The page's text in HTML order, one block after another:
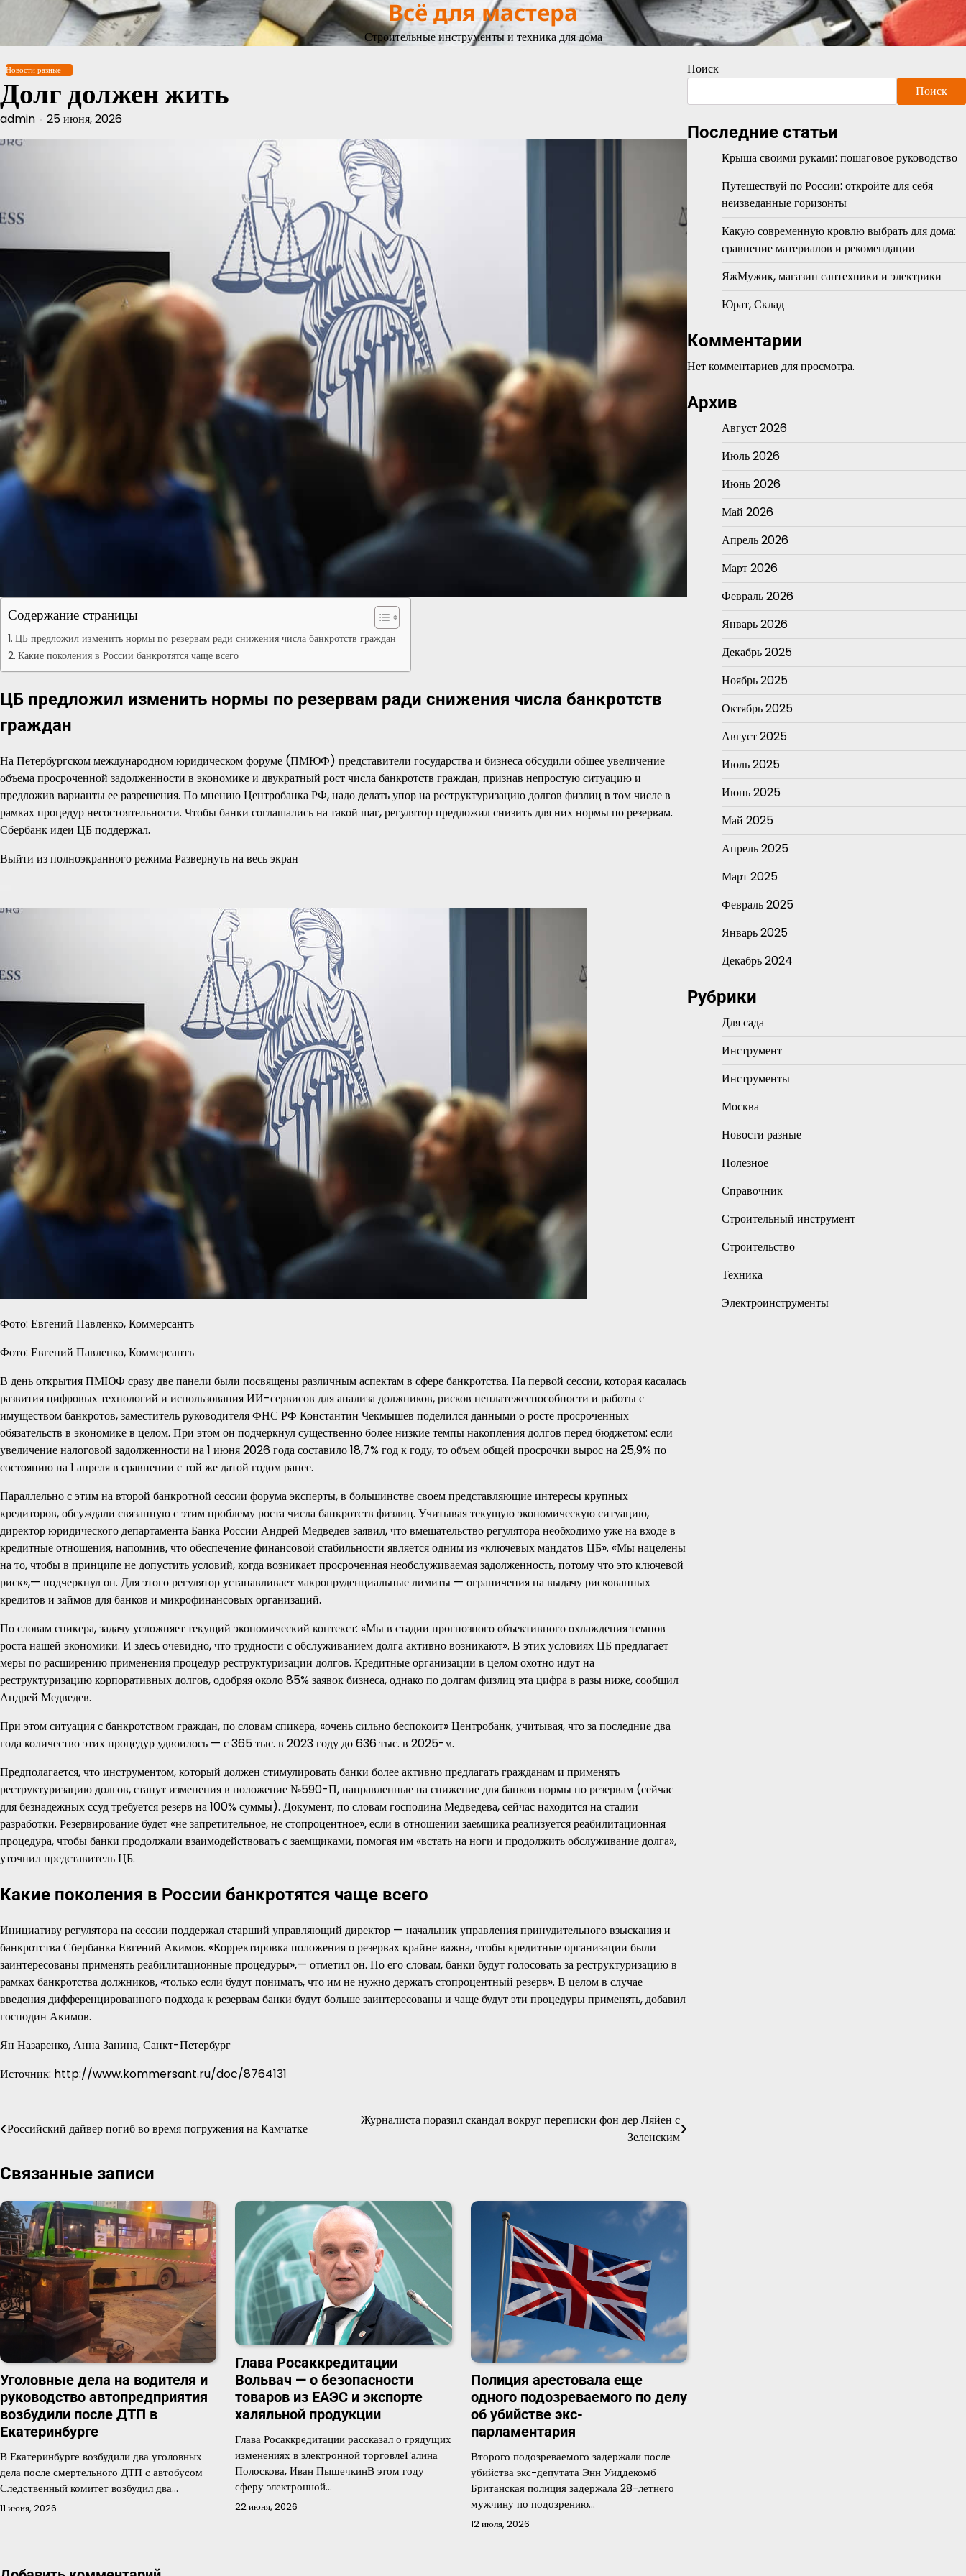
содержимому
Всё для мастера
Строительные инструменты и техника для дома
Новости разные
Долг должен жить
admin 25 июня, 2026
Содержание страницы
ЦБ предложил изменить нормы по резервам ради снижения числа банкротств граждан
Какие поколения в России банкротятся чаще всего
ЦБ предложил изменить нормы по резервам ради снижения числа банкротств
граждан
На Петербургском международном юридическом форуме (ПМЮФ) представители государства и бизнеса обсудили общее увеличение
объема просроченной задолженности в экономике и двукратный рост числа банкротств граждан, признав непростую ситуацию и
предложив варианты ее разрешения. По мнению Центробанка РФ, надо делать упор на реструктуризацию долгов физлиц в том числе в
рамках процедур несостоятельности. Чтобы банки соглашались на такой шаг, регулятор предложил снизить для них нормы по резервам.
Сбербанк идеи ЦБ поддержал.
Выйти из полноэкранного режима Развернуть на весь экран
Фото: Евгений Павленко, Коммерсантъ
Фото: Евгений Павленко, Коммерсантъ
В день открытия ПМЮФ сразу две панели были посвящены различным аспектам в сфере банкротства. На первой сессии, которая касалась
развития цифровых технологий и использования ИИ-сервисов для анализа должников, рисков неплатежеспособности и работы с
имуществом банкротов, заместитель руководителя ФНС РФ Константин Чекмышев поделился данными о росте просроченных
обязательств в экономике в целом. При этом он подчеркнул существенно более низкие темпы накопления долгов перед бюджетом: если
увеличение налоговой задолженности на 1 июня 2026 года составило 18,7% год к году, то объем общей просрочки вырос на 25,9% по
состоянию на 1 апреля в сравнении с той же датой годом ранее.
Параллельно с этим на второй банкротной сессии форума эксперты, в большинстве своем представляющие интересы крупных
кредиторов, обсуждали связанную с этим проблему роста числа банкротств физлиц. Учитывая текущую экономическую ситуацию,
директор юридического департамента Банка России Андрей Медведев заявил, что вмешательство регулятора необходимо уже на входе в
кредитные отношения, напомнив, что обеспечение финансовой стабильности является одним из «ключевых мандатов ЦБ». «Мы нацелены
на то, чтобы в принципе не допустить условий, когда возникает просроченная необслуживаемая задолженность, потому что это ключевой
риск»,— подчеркнул он. Для этого регулятор устанавливает макропруденциальные лимиты — ограничения на выдачу рискованных
кредитов и займов для банков и микрофинансовых организаций.
По словам спикера, задачу усложняет текущий экономический контекст: «Мы в стадии прогнозного объективного охлаждения темпов
роста нашей экономики. И здесь очевидно, что трудности с обслуживанием долга активно возникают». В этих условиях ЦБ предлагает
меры по расширению применения процедур реструктуризации долгов. Кредитные организации в целом охотно идут на
реструктуризацию корпоративных долгов, одобряя около 85% заявок бизнеса, однако по долгам физлиц эта цифра в разы ниже, сообщил
Андрей Медведев.
При этом ситуация с банкротством граждан, по словам спикера, «очень сильно беспокоит» Центробанк, учитывая, что за последние два
года количество этих процедур удвоилось — с 365 тыс. в 2023 году до 636 тыс. в 2025-м.
Предполагается, что инструментом, который должен стимулировать банки более активно предлагать гражданам и применять
реструктуризацию долгов, станут изменения в положение №590-П, направленные на снижение для банков нормы по резервам (сейчас
для безнадежных ссуд требуется резерв на 100% суммы). Документ, по словам господина Медведева, сейчас находится на стадии
разработки. Резервирование будет «не запретительное, не стопроцентное», если в отношении заемщика реализуется реабилитационная
процедура, чтобы банки продолжали взаимодействовать с заемщиками, помогая им «встать на ноги и продолжить обслуживание долга»,
уточнил представитель ЦБ.
Какие поколения в России банкротятся чаще всего
Инициативу регулятора на сессии поддержал старший управляющий директор — начальник управления принудительного взыскания и
банкротства Сбербанка Евгений Акимов. «Корректировка положения о резервах крайне важна, чтобы кредитные организации были
заинтересованы применять реабилитационные процедуры»,— отметил он. По его словам, банки будут голосовать за реструктуризацию в
рамках банкротства должников, «только если будут понимать, что им не нужно держать стопроцентный резерв». В целом в случае
введения дифференцированного подхода к резервам банки будут больше заинтересованы и чаще будут эти процедуры применять, добавил
господин Акимов.
Ян Назаренко, Анна Занина, Санкт-Петербург
Источник: http://www.kommersant.ru/doc/8764131
Навигация
записям
Российский дайвер погиб во время погружения на Камчатке
Журналиста поразил скандал вокруг переписки фон дер Ляйен с
Зеленским
Связанные записи
Уголовные дела на водителя и
руководство автопредприятия
возбудили после ДТП в
Екатеринбурге
В Екатеринбурге возбудили два уголовных
дела после смертельного ДТП с автобусом
Следственный комитет возбудил два…
11 июня, 2026
Глава Росаккредитации
Вольвач — о безопасности
товаров из ЕАЭС и экспорте
халяльной продукции
Глава Росаккредитации рассказал о грядущих
изменениях в электронной торговлеГалина
Полоскова, Иван ПышечкинВ этом году
сферу электронной…
22 июня, 2026
Полиция арестовала еще
одного подозреваемого по делу
об убийстве экс-
парламентария
Второго подозреваемого задержали после
убийства экс-депутата Энн Уиддекомб
Британская полиция задержала 28-летнего
мужчину по подозрению…
12 июля, 2026
Поиск
Поиск
Последние статьи
Крыша своими руками: пошаговое руководство
Путешествуй по России: откройте для себя
неизведанные горизонты
Какую современную кровлю выбрать для дома:
сравнение материалов и рекомендации
ЯжМужик, магазин сантехники и электрики
Юрат, Склад
Комментарии
Нет комментариев для просмотра.
Архив
Август 2026
Июль 2026
Июнь 2026
Май 2026
Апрель 2026
Март 2026
Февраль 2026
Январь 2026
Декабрь 2025
Ноябрь 2025
Октябрь 2025
Август 2025
Июль 2025
Июнь 2025
Май 2025
Апрель 2025
Март 2025
Февраль 2025
Январь 2025
Декабрь 2024
Рубрики
Для сада
Инструмент
Инструменты
Москва
Новости разные
Полезное
Справочник
Строительный инструмент
Строительство
Техника
Электроинструменты